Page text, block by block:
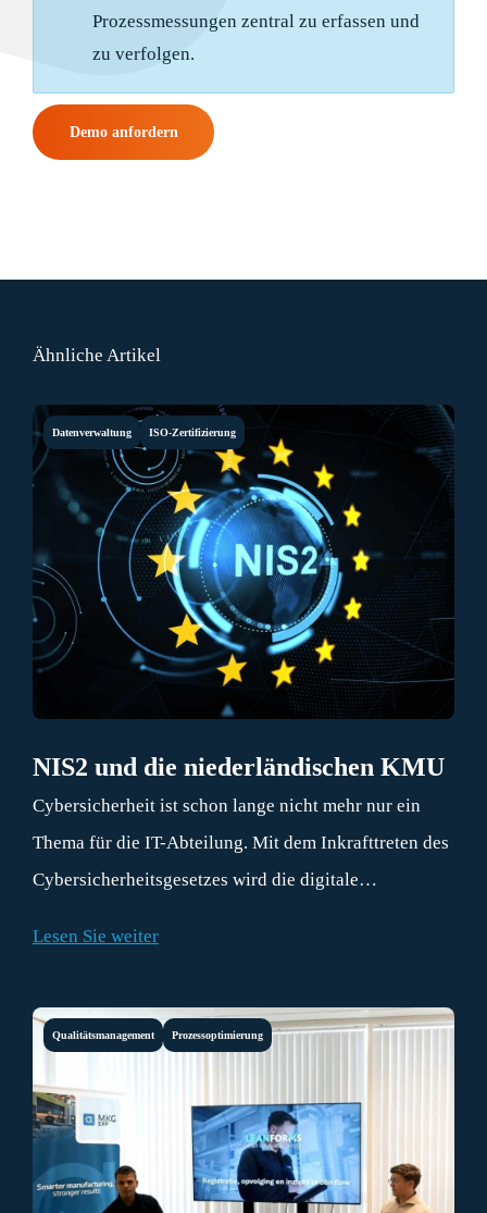
Prozessmessungen zentral zu erfassen und
zu verfolgen.
Demo anfordern
Ähnliche Artikel
Datenverwaltung ISO-Zertifizierung
NIS2 und die niederländischen KMU
Cybersicherheit ist schon lange nicht mehr nur ein
Thema für die IT-Abteilung. Mit dem Inkrafttreten des
Cybersicherheitsgesetzes wird die digitale
Lesen Sie weiter
Qualitätsmanagement Prozessoptimierung